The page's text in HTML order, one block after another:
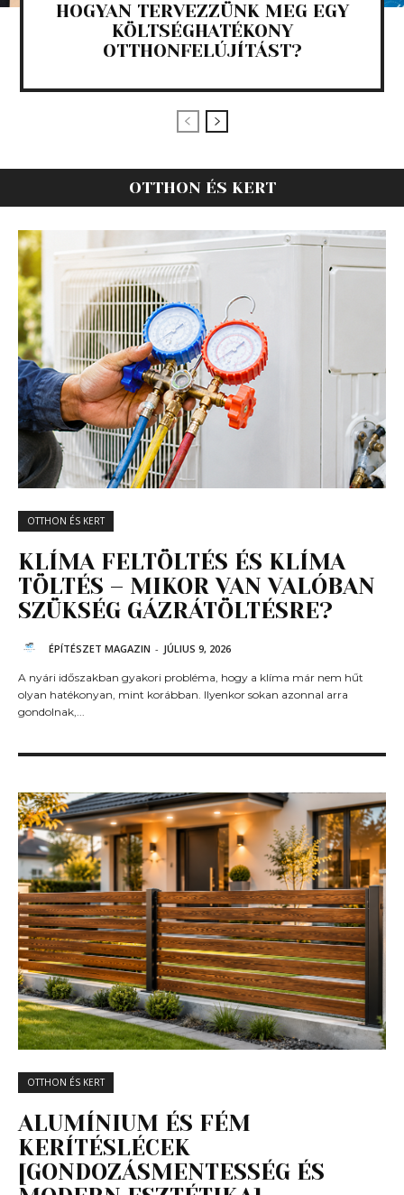
HOGYAN TERVEZZÜNK MEG EGY
KÖLTSÉGHATÉKONY
OTTHONFELÚJÍTÁST?
OTTHON ÉS KERT
OTTHON ÉS KERT
KLÍMA FELTÖLTÉS ÉS KLÍMA
TÖLTÉS – MIKOR VAN VALÓBAN
SZÜKSÉG GÁZRÁTÖLTÉSRE?
ÉPÍTÉSZET MAGAZIN - JÚLIUS 9, 2026
A nyári időszakban gyakori probléma, hogy a klíma már nem hűt
olyan hatékonyan, mint korábban. Ilyenkor sokan azonnal arra
gondolnak,...
OTTHON ÉS KERT
ALUMÍNIUM ÉS FÉM
KERÍTÉSLÉCEK
[GONDOZÁSMENTESSÉG ÉS